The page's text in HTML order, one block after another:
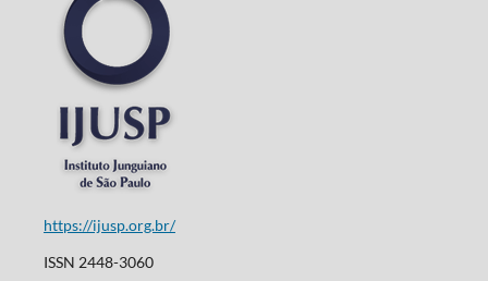
https://ijusp.org.br/
ISSN 2448-3060